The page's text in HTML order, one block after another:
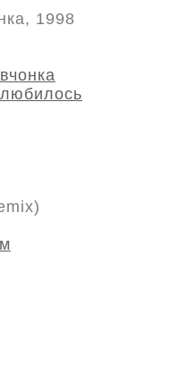
1998